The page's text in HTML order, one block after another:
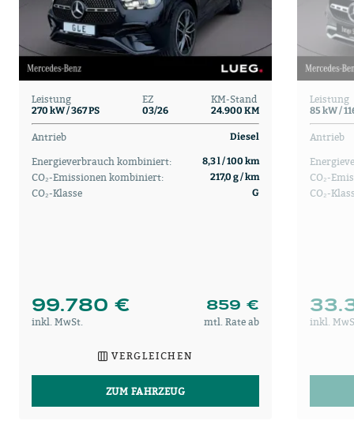
Leistung
270 kW / 367 PS
EZ
03/26
KM-Stand
24.900 KM
Antrieb Diesel
Energieverbrauch kombiniert: 8,3 l / 100 km
CO₂-Emissionen kombiniert: 217,0 g / km
CO₂-Klasse G
99.780 € 859 €
inkl. MwSt. mtl. Rate ab
VERGLEICHEN
ZUM FAHRZEUG
Leistung
85 kW /
Antrieb
CO₂-
CO₂-
inkl.